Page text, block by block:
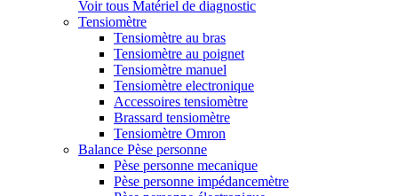
Voir tous Matériel de diagnostic
Tensiomètre
Tensiomètre au bras
Tensiomètre au poignet
Tensiomètre manuel
Tensiomètre electronique
Accessoires tensiomètre
Brassard tensiomètre
Tensiomètre Omron
Balance Pèse personne
Pèse personne mecanique
Pèse personne impédancemètre